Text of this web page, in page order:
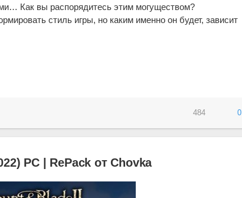
Как вы распорядитесь этим могуществом?
стиль игры, но каким именно он будет, зависит
484 0
PC | RePack от Chovka